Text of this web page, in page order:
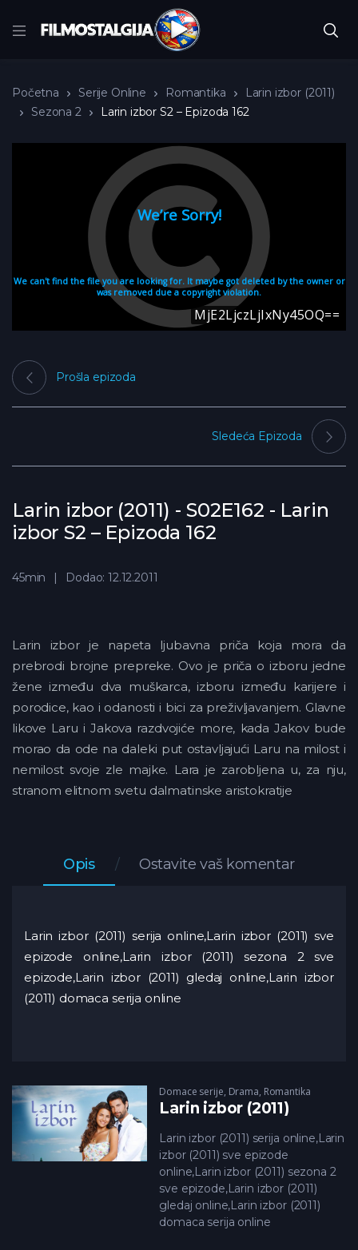
Početna Serije Online Romantika
Larin izbor (2011)
Sezona 2
Larin izbor S2 – Epizoda 162
Larin izbor (2011) - S02E162 - Larin
izbor S2 – Epizoda 162
Prošla epizoda
Sledeća Epizoda
45min Dodao: 12.12.2011
Larin izbor je napeta ljubavna priča koja mora da
prebrodi brojne prepreke. Ovo je priča o izboru jedne
žene između dva muškarca, izboru između karijere i
porodice, kao i odanosti i bici za preživljavanjem. Glavne
likove Laru i Jakova razdvojiće more, kada Jakov bude
morao da ode na daleki put ostavljajući Laru na milost i
nemilost svoje zle majke. Lara je zarobljena u, za nju,
stranom elitnom svetu dalmatinske aristokratije
Opis Ostavite vaš komentar
Larin izbor (2011) serija online,Larin izbor (2011) sve
epizode online,Larin izbor (2011) sezona 2 sve
epizode,Larin izbor (2011) gledaj online,Larin izbor
(2011) domaca serija online
Domace serije, Drama, Romantika
Larin izbor (2011)
Larin izbor (2011) serija online,Larin
izbor (2011) sve epizode
online,Larin izbor (2011) sezona 2
sve epizode,Larin izbor (2011)
gledaj online,Larin izbor (2011)
domaca serija online